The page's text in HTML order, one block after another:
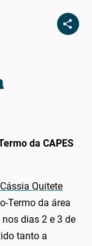
da CAPES
Quitete
Termo da área
dias 2 e 3 de
tanto a